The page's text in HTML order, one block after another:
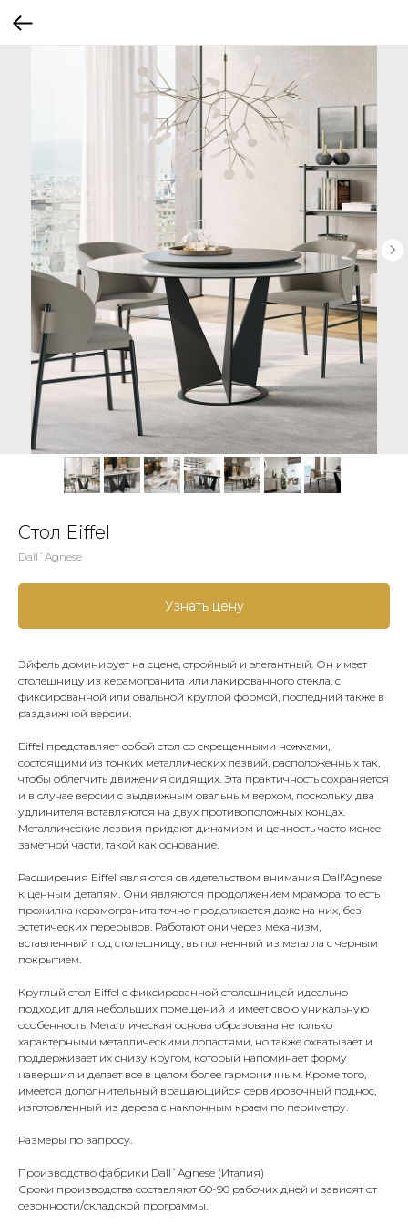
Стол Eiffel
Dall`Agnese
Узнать цену
Эйфель доминирует на сцене, стройный и элегантный. Он имеет
столешницу из керамогранита или лакированного стекла, с
фиксированной или овальной круглой формой, последний также в
раздвижной версии.
Eiffel представляет собой стол со скрещенными ножками,
состоящими из тонких металлических лезвий, расположенных так,
чтобы облегчить движения сидящих. Эта практичность сохраняется
и в случае версии с выдвижным овальным верхом, поскольку два
удлинителя вставляются на двух противоположных концах.
Металлические лезвия придают динамизм и ценность часто менее
заметной части, такой как основание.
Расширения Eiffel являются свидетельством внимания Dall’Agnese
к ценным деталям. Они являются продолжением мрамора, то есть
прожилка керамогранита точно продолжается даже на них, без
эстетических перерывов. Работают они через механизм,
вставленный под столешницу, выполненный из металла с черным
покрытием.
Круглый стол Eiffel с фиксированной столешницей идеально
подходит для небольших помещений и имеет свою уникальную
особенность. Металлическая основа образована не только
характерными металлическими лопастями, но также охватывает и
поддерживает их снизу кругом, который напоминает форму
навершия и делает все в целом более гармоничным. Кроме того,
имеется дополнительный вращающийся сервировочный поднос,
изготовленный из дерева с наклонным краем по периметру.
Размеры по запросу.
Производство фабрики Dall`Agnese (Италия)
Сроки производства составляют 60-90 рабочих дней и зависят от
сезонности/складской программы.